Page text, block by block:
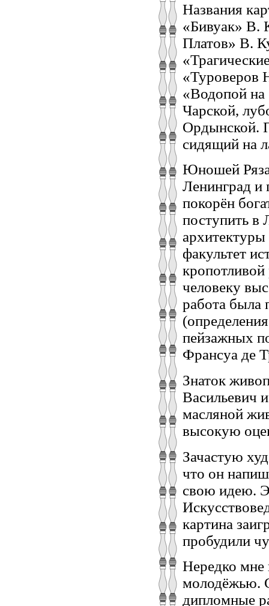
Названия
«Бивуак» В.
Платов» В.
«Водопой
Чарской,
Ордынской.
сидящий на
Юношей
Ленинград и
покорён
поступить в
факультет
человеку
работа была
пейзажных
Франсуа де
Знаток
Васильевич
масляной
высокую
Зачастую
что он
свою идею.
картина
пробудили
Нередко мне
молодёжью.
дипломные